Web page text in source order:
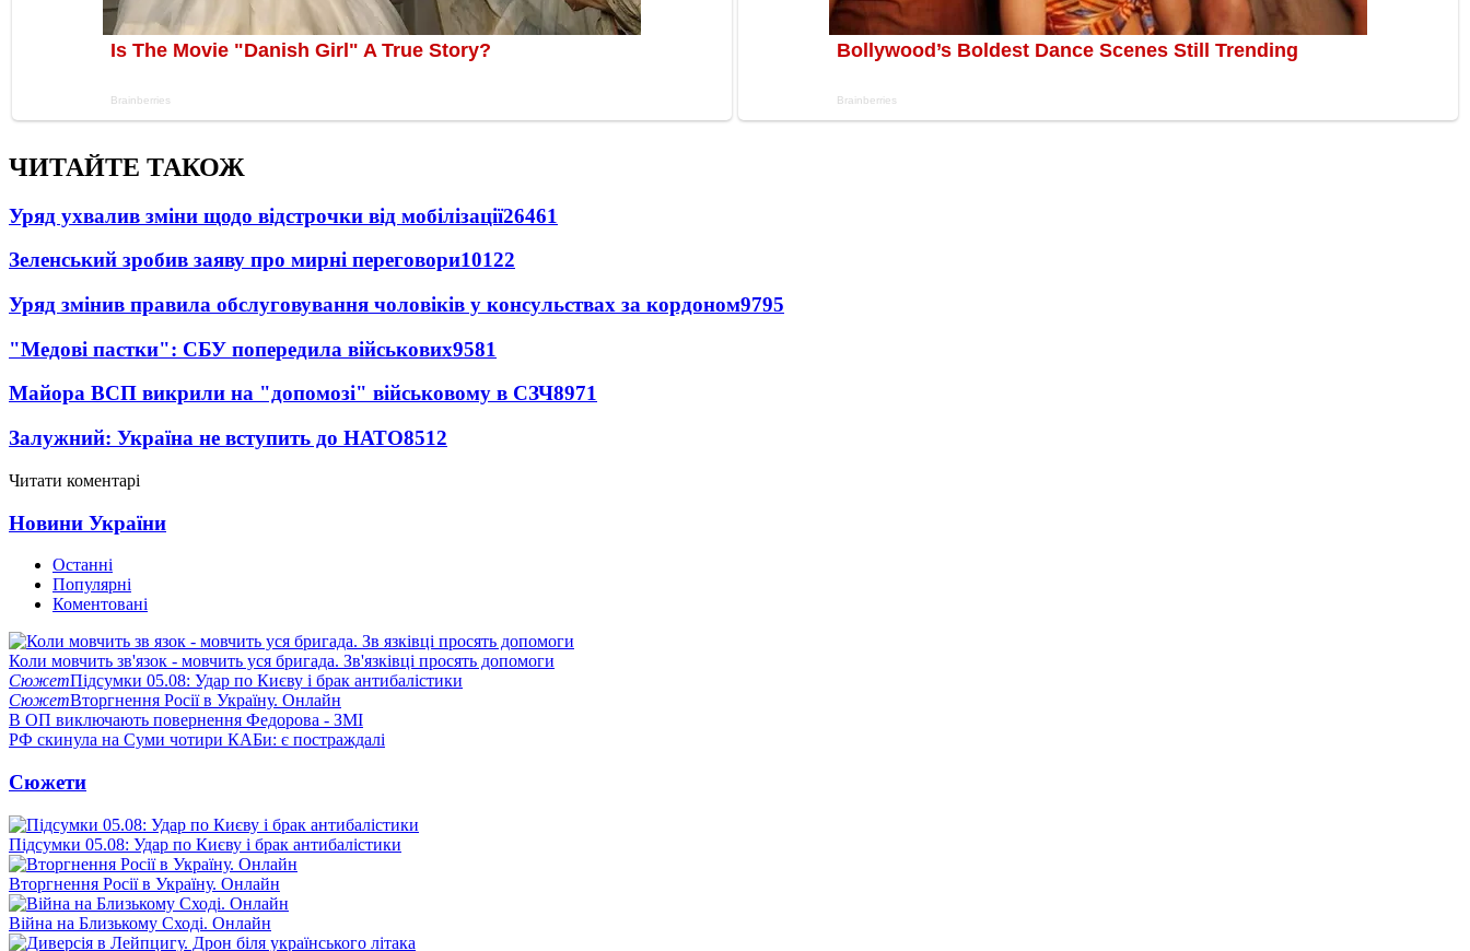
ЧИТАЙТЕ ТАКОЖ
Уряд ухвалив зміни щодо відстрочки від мобілізації26461
Зеленський зробив заяву про мирні переговори10122
Уряд змінив правила обслуговування чоловіків у консульствах за кордоном9795
"Медові пастки": СБУ попередила військових9581
Майора ВСП викрили на "допомозі" військовому в СЗЧ8971
Залужний: Україна не вступить до НАТО8512
Читати коментарі
Новини України
Останні
Популярні
Коментовані
Коли мовчить зв'язок - мовчить уся бригада. Зв'язківці просять допомоги
СюжетПідсумки 05.08: Удар по Києву і брак антибалістики
СюжетВторгнення Росії в Україну. Онлайн
В ОП виключають повернення Федорова - ЗМІ
РФ скинула на Суми чотири КАБи: є постраждалі
Сюжети
Підсумки 05.08: Удар по Києву і брак антибалістики
Вторгнення Росії в Україну. Онлайн
Війна на Близькому Сході. Онлайн